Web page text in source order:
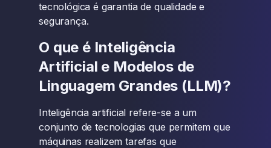
tecnológica é garantia de qualidade e
segurança.
O que é Inteligência
Artificial e Modelos de
Linguagem Grandes (LLM)?
Inteligência artificial refere-se a um
conjunto de tecnologias que permitem que
máquinas realizem tarefas que